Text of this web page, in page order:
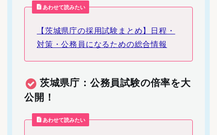
あわせて読みたい
【茨城県庁の採用試験まとめ】日程・
対策・公務員になるための総合情報
茨城県庁：公務員試験の倍率を大
公開！
あわせて読みたい